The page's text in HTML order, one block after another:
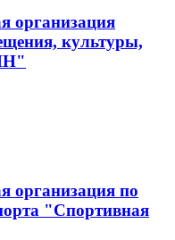
организация
культуры,
организация по
"Спортивная